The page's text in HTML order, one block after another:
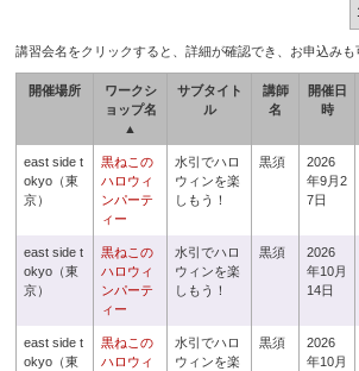
講習会名をクリックすると、詳細が確認でき、お申込みも
開催場所
ワークシ
ョップ名
▲
サブタイト
ル
講師
名
開催日
時
east side t
okyo（東
京）
黒ねこの
ハロウィ
ンパーテ
ィー
水引でハロ
ウィンを楽
しもう！
黒須
2026
年9月2
7日
east side t
okyo（東
京）
黒ねこの
ハロウィ
ンパーテ
ィー
水引でハロ
ウィンを楽
しもう！
黒須
2026
年10月
14日
east side t
okyo（東
黒ねこの
ハロウィ
水引でハロ
ウィンを楽
黒須
2026
年10月